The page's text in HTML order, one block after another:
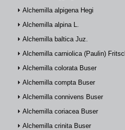
Alchemilla alpigena Hegi
Alchemilla alpina L.
Alchemilla baltica Juz.
Alchemilla carniolica (Paulin) Fritsch
Alchemilla colorata Buser
Alchemilla compta Buser
Alchemilla connivens Buser
Alchemilla coriacea Buser
Alchemilla crinita Buser